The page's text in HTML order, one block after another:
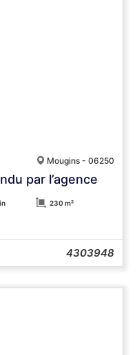
Mougins - 06250
par l’agence
230 m²
4303948